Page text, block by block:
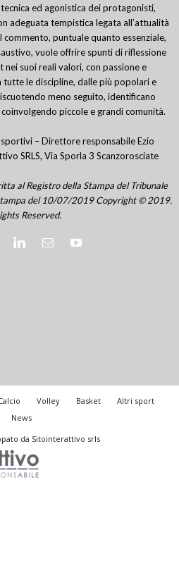
ed agonistica dei protagonisti,
adeguata tempistica legata all’attualità
commento, puntuale quanto essenziale,
vuole offrire spunti di riflessione
suoi reali valori, con passione e
tutte le discipline, dalle più popolari e
meno seguito, identificano
piccole e grandi comunità.
– Direttore responsabile Ezio
SRLS, Via Sporla 3 Scanzorosciate
al Registro della Stampa del Tribunale
del 10/07/2019 Copyright © 2019.
Reserved.
Volley Basket
Altri sport
News
da Sitointerattivo srls